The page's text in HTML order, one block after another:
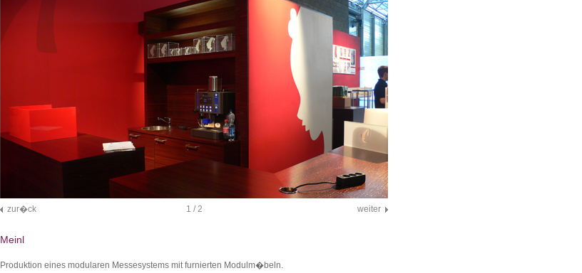
zur�ck 1 / 2 weiter
Meinl
Produktion eines modularen Messesystems mit furnierten Modulm�beln.